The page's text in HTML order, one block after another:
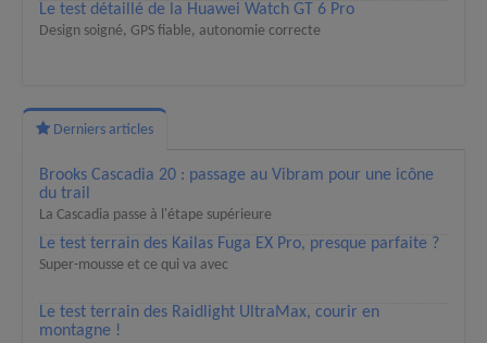
Le test détaillé de la Huawei Watch GT 6 Pro
Design soigné, GPS fiable, autonomie correcte
Derniers articles
Brooks Cascadia 20 : passage au Vibram pour une icône
du trail
La Cascadia passe à l'étape supérieure
Le test terrain des Kailas Fuga EX Pro, presque parfaite ?
Super-mousse et ce qui va avec
Le test terrain des Raidlight UltraMax, courir en
montagne !